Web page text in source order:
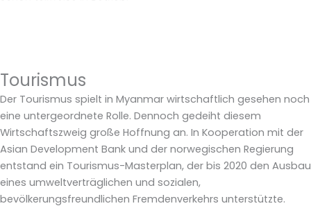
Tourismus
Der Tourismus spielt in Myanmar wirtschaftlich gesehen noch
eine untergeordnete Rolle. Dennoch gedeiht diesem
Wirtschaftszweig große Hoffnung an. In Kooperation mit der
Asian Development Bank und der norwegischen Regierung
entstand ein Tourismus-Masterplan, der bis 2020 den Ausbau
eines umweltverträglichen und sozialen,
bevölkerungsfreundlichen Fremdenverkehrs unterstützte.